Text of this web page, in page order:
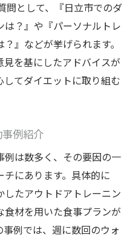
問として、『日立市でのダ
？』や『パーソナルトレ
』などが挙げられます。
を基にしたアドバイスが
てダイエットに取り組む
例紹介
例は数多く、その要因の一
にあります。具体的に
たアウトドアトレーニン
材を用いた食事プランが
例では、週に数回のウォ